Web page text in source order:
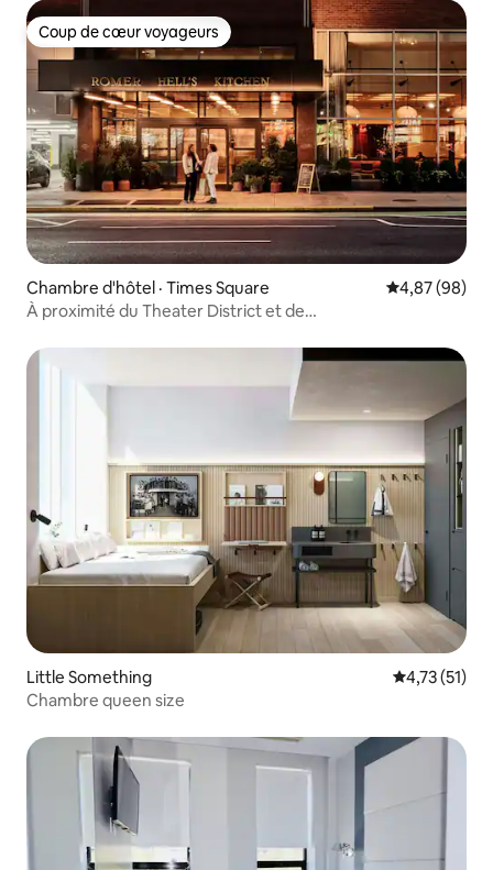
Coup de cœur voyageurs
Coup de cœur voyageurs
Chambre d'hôtel · Times Square Note
4,87 (98)
À proximité du Theater District et de
Little Something Note
4,73 (51)
Chambre queen size